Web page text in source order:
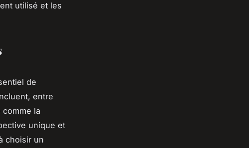
utilisé et les
de
entre
la
unique et
choisir un